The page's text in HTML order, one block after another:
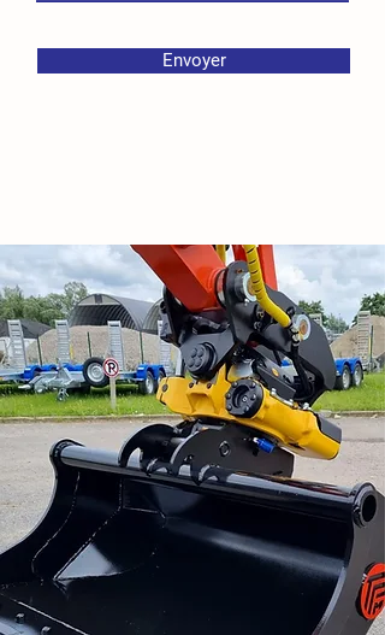
Envoyer